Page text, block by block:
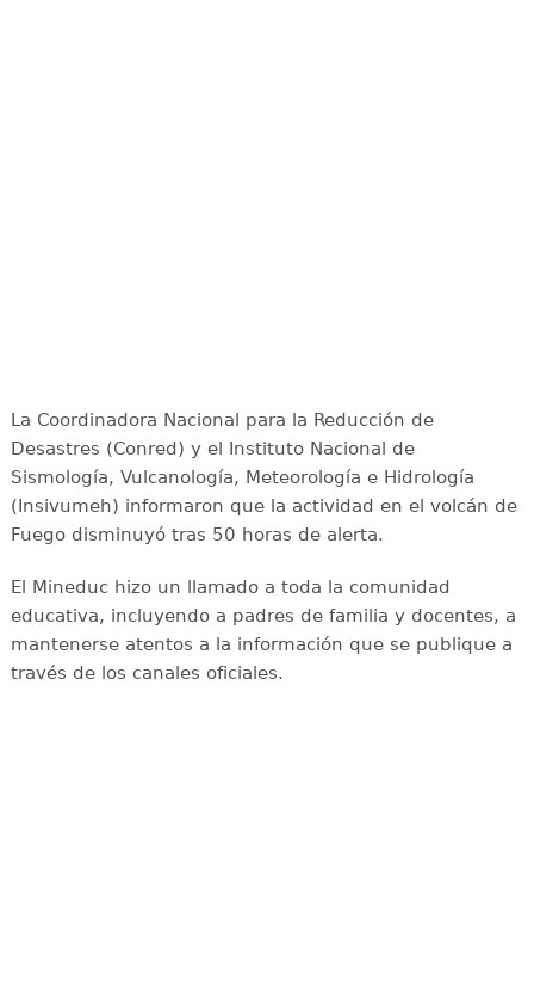
La Coordinadora Nacional para la Reducción de
Desastres (Conred) y el Instituto Nacional de
Sismología, Vulcanología, Meteorología e Hidrología
(Insivumeh) informaron que la actividad en el volcán de
Fuego disminuyó tras 50 horas de alerta.
El Mineduc hizo un llamado a toda la comunidad
educativa, incluyendo a padres de familia y docentes, a
mantenerse atentos a la información que se publique a
través de los canales oficiales.